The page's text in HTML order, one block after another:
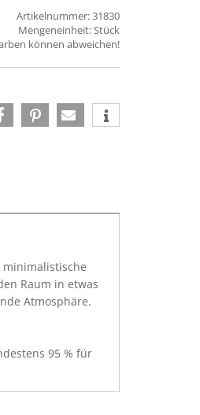
Artikelnummer: 31830
Mengeneinheit: Stück
können abweichen!
minimalistische
Raum in etwas
Atmosphäre.
95 % für